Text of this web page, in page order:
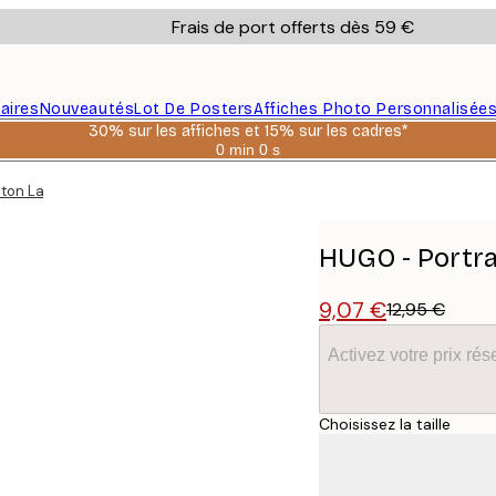
Frais de port offerts dès 59 €
NouveautésLot De PostersAffiches Photo
30% sur les affiches et 15% sur les cadres*
0 min 0 s
Valable
Laveur Poster
HUGO -
9,07 €12,95 €
Activez votre prix
Choisissez la taille